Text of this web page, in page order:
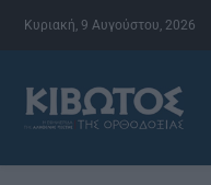
Κυριακή, 9 Αυγούστου, 2026